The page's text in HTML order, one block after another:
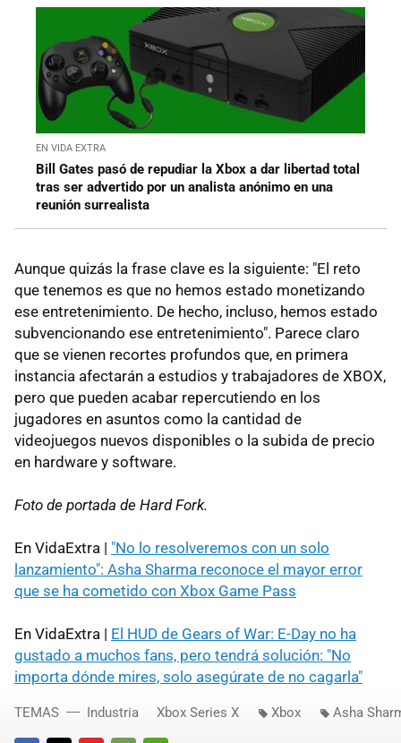
EN VIDA EXTRA
Bill Gates pasó de repudiar la Xbox a dar libertad total
tras ser advertido por un analista anónimo en una
reunión surrealista
Aunque quizás la frase clave es la siguiente: "El reto
que tenemos es que no hemos estado monetizando
ese entretenimiento. De hecho, incluso, hemos estado
subvencionando ese entretenimiento". Parece claro
que se vienen recortes profundos que, en primera
instancia afectarán a estudios y trabajadores de XBOX,
pero que pueden acabar repercutiendo en los
jugadores en asuntos como la cantidad de
videojuegos nuevos disponibles o la subida de precio
en hardware y software.
Foto de portada de Hard Fork.
En VidaExtra | "No lo resolveremos con un solo
lanzamiento": Asha Sharma reconoce el mayor error
que se ha cometido con Xbox Game Pass
En VidaExtra | El HUD de Gears of War: E-Day no ha
gustado a muchos fans, pero tendrá solución: "No
importa dónde mires, solo asegúrate de no cagarla"
TEMAS Industria Xbox Series X Xbox Asha